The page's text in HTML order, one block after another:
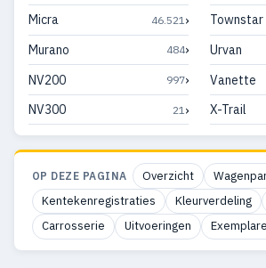
Micra 46.521 ›
Murano 484›
NV200 997›
NV300 21 ›
Townstar
Urvan
Vanette
X-Trail
OP DEZE PAGINA Overzicht
Kentekenregistraties
Kleurverdeling
Carrosserie
Uitvoeringen